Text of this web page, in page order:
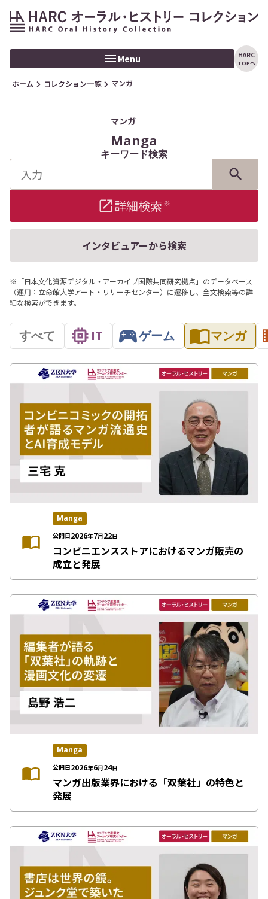
Menu HARC
TOPへ
ホーム
コレクション
CONTACT
検索
利用規定
ホーム コレクション一覧 マンガ
マンガ
Manga
キーワード検索
詳細検索 ※
インタビュアーから検索
※「日本文化資源デジタル・アーカイブ国際共同研究拠点」のデータベース
（運用：立命館大学アート・リサーチセンター）に遷移し、全文検索等の詳
細な検索ができます。
すべて IT ゲーム マンガ
Manga
公開日2026年7月22日
コンビニエンスストアにおけるマンガ販売の
成立と発展
Manga
公開日2026年6月24日
マンガ出版業界における「双葉社」の特色と
発展